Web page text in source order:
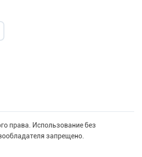
права. Использование без
запрещено.